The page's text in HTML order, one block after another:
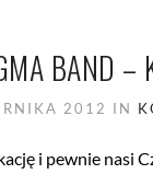
BAND –
2012 IN
i pewnie nasi